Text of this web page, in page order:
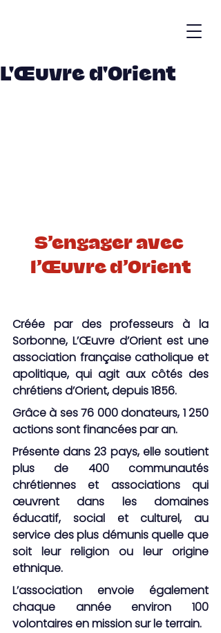
L'Œuvre d'Orient
S’engager avec
l’Œuvre d’Orient
Créée par des professeurs à la
Sorbonne, L’Œuvre d’Orient est une
association française catholique et
apolitique, qui agit aux côtés des
chrétiens d’Orient, depuis 1856.
Grâce à ses 76 000 donateurs, 1 250
actions sont financées par an.
Présente dans 23 pays, elle soutient
plus de 400 communautés
chrétiennes et associations qui
œuvrent dans les domaines
éducatif, social et culturel, au
service des plus démunis quelle que
soit leur religion ou leur origine
ethnique.
L’association envoie également
chaque année environ 100
volontaires en mission sur le terrain.